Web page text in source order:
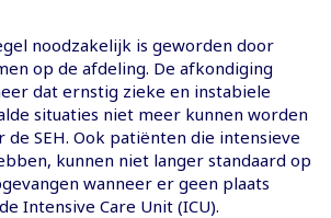
noodzakelijk is geworden door
op de afdeling. De afkondiging
dat ernstig zieke en instabiele
situaties niet meer kunnen worden
SEH. Ook patiënten die intensieve
kunnen niet langer standaard op
wanneer er geen plaats
Intensive Care Unit (ICU).